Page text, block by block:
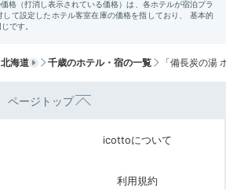
北海道 千歳のホテル・宿の一覧 「備長炭の湯
ページトップ
icottoについて
利用規約